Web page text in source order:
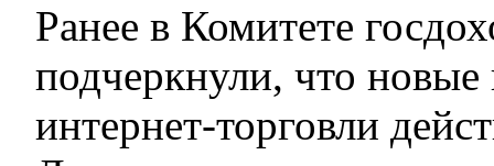
Ранее в Комитете
подчеркнули, что новые
интернет-торговли